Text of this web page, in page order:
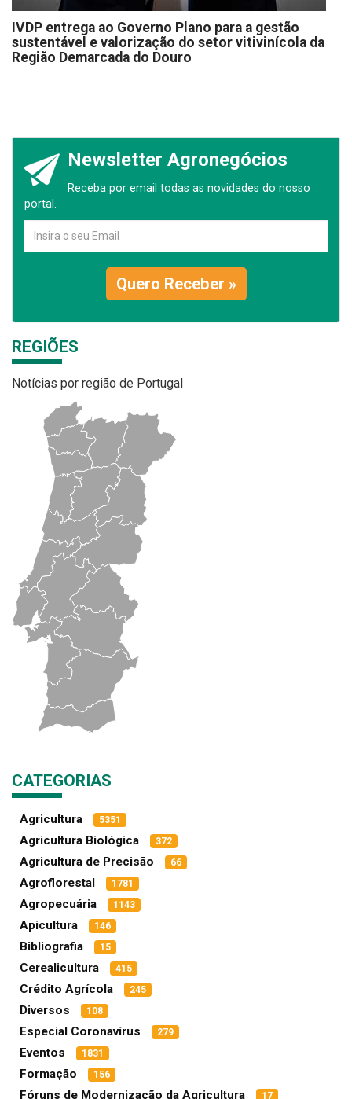
IVDP entrega ao Governo Plano para a gestão
sustentável e valorização do setor vitivinícola da
Região Demarcada do Douro
Newsletter Agronegócios
Receba por email todas as novidades do nosso
portal.
Quero Receber »
REGIÕES
Notícias por região de Portugal
CATEGORIAS
Agricultura 5351
Agricultura Biológica 372
Agricultura de Precisão 66
Agroflorestal 1781
Agropecuária 1143
Apicultura 146
Bibliografia 15
Cerealicultura 415
Crédito Agrícola 245
Diversos 108
Especial Coronavírus 279
Eventos 1831
Formação 156
Fóruns de Modernização da Agricultura 17